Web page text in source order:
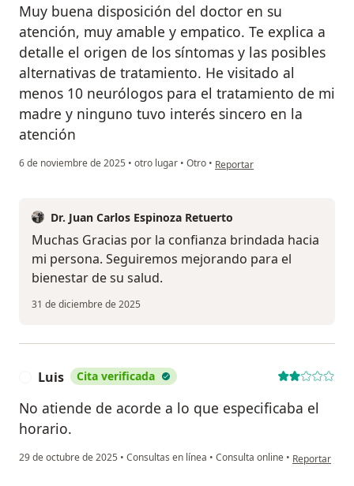
Muy buena disposición del doctor en su
atención, muy amable y empatico. Te explica a
detalle el origen de los síntomas y las posibles
alternativas de tratamiento. He visitado al
menos 10 neurólogos para el tratamiento de mi
madre y ninguno tuvo interés sincero en la
atención
6 de noviembre de 2025 • otro lugar • Otro • en opinión del usuario
Reportar
Dr. Juan Carlos Espinoza Retuerto
Muchas Gracias por la confianza brindada hacia
mi persona. Seguiremos mejorando para el
bienestar de su salud.
31 de diciembre de 2025
Luis Cita verificada
No atiende de acorde a lo que especificaba el
horario.
29 de octubre de 2025 • Consultas en línea • Consulta online • en opinión
Reportar